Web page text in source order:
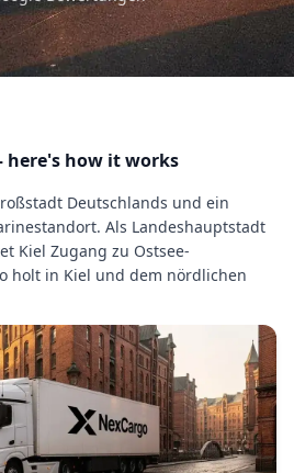
here's how it works
Deutschlands und ein
Als Landeshauptstadt
Kiel Zugang zu Ostsee-
holt in Kiel und dem nördlichen